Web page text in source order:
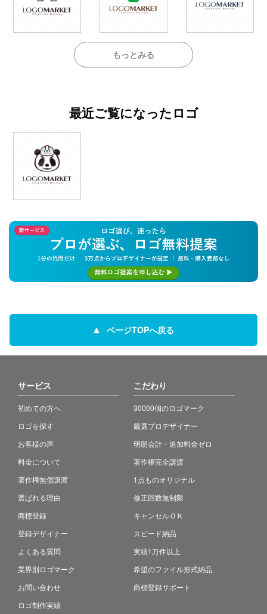
もっとみる
最近ご覧になったロゴ
ページTOPへ戻る
サービス
初めての方へ
ロゴを探す
お客様の声
料金について
著作権無償譲渡
選ばれる理由
商標登録
登録デザイナー
よくある質問
業界別ロゴマーク
お問い合わせ
ロゴ制作実績
こだわり
30000個のロゴマーク
厳選プロデザイナー
明朗会計・追加料金ゼロ
著作権完全譲渡
1点ものオリジナル
修正回数無制限
キャンセルＯＫ
スピード納品
実績1万件以上
希望のファイル形式納品
商標登録サポート